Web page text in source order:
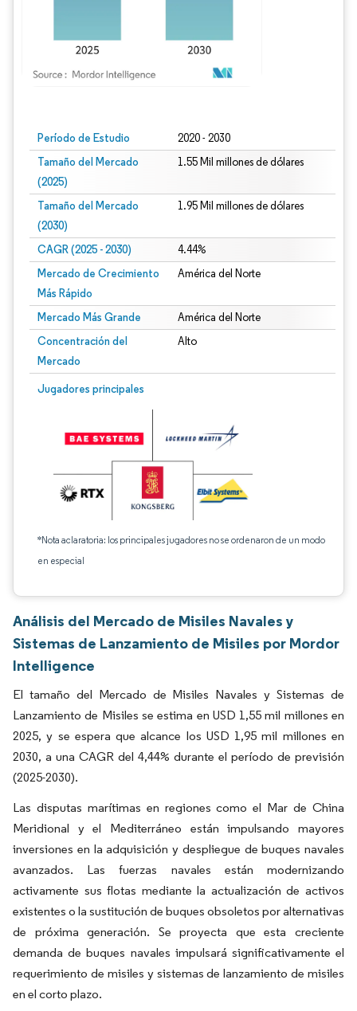
Período de Estudio 2020 - 2030
Tamaño del Mercado
(2025)
1.55 Mil millones de dólares
Tamaño del Mercado
(2030)
1.95 Mil millones de dólares
CAGR (2025 - 2030) 4.44%
Mercado de Crecimiento
Más Rápido
América del Norte
Mercado Más Grande América del Norte
Concentración del
Mercado
Alto
Jugadores principales
*Nota aclaratoria: los principales jugadores no se ordenaron de un modo
en especial
Análisis del Mercado de Misiles Navales y
Sistemas de Lanzamiento de Misiles por Mordor
Intelligence
El tamaño del Mercado de Misiles Navales y Sistemas de
Lanzamiento de Misiles se estima en USD 1,55 mil millones en
2025, y se espera que alcance los USD 1,95 mil millones en
2030, a una CAGR del 4,44% durante el período de previsión
(2025-2030).
Las disputas marítimas en regiones como el Mar de China
Meridional y el Mediterráneo están impulsando mayores
inversiones en la adquisición y despliegue de buques navales
avanzados. Las fuerzas navales están modernizando
activamente sus flotas mediante la actualización de activos
existentes o la sustitución de buques obsoletos por alternativas
de próxima generación. Se proyecta que esta creciente
demanda de buques navales impulsará significativamente el
requerimiento de misiles y sistemas de lanzamiento de misiles
en el corto plazo.